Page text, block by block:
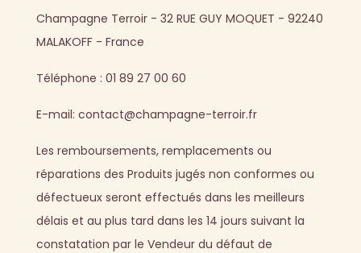
Champagne Terroir - 32 RUE GUY MOQUET - 92240
MALAKOFF - France
Téléphone : 01 89 27 00 60
E-mail: contact@champagne-terroir.fr
Les remboursements, remplacements ou
réparations des Produits jugés non conformes ou
défectueux seront effectués dans les meilleurs
délais et au plus tard dans les 14 jours suivant la
constatation par le Vendeur du défaut de